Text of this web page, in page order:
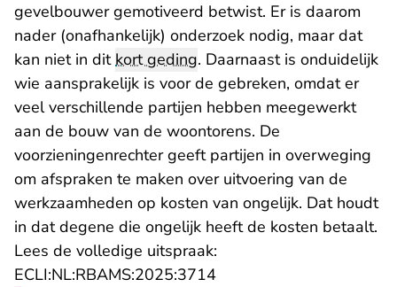
gevelbouwer gemotiveerd betwist. Er is daarom
nader (onafhankelijk) onderzoek nodig, maar dat
kan niet in ditkort geding. Daarnaast is onduidelijk
wie aansprakelijk is voor de gebreken, omdat er
veel verschillende partijen hebben meegewerkt
aan de bouw van de woontorens. De
voorzieningenrechter geeft partijen in overweging
om afspraken te maken over uitvoering van de
werkzaamheden op kosten van ongelijk. Dat houdt
in dat degene die ongelijk heeft de kosten betaalt.
Lees de volledige uitspraak:
ECLI:NL:RBAMS:2025:3714- U verlaat